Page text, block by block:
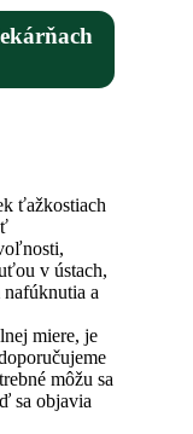
ťažkostiach
v ústach,
a
miere, je
môžu sa
sa objavia